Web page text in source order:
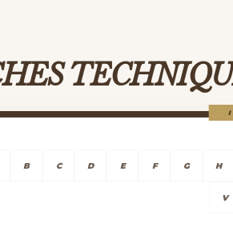
B C D E F G H
V